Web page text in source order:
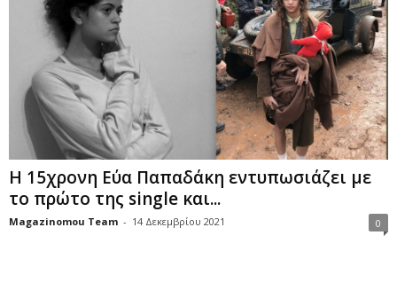
Η 15χρονη Εύα Παπαδάκη εντυπωσιάζει με
το πρώτο της single και...
Magazinomou Team - 14 Δεκεμβρίου 2021 0